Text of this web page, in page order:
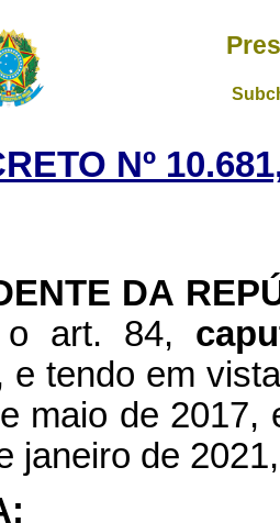
Nº
DA
o art. 84,
e tendo em
maio de 2017,
janeiro de 2021,